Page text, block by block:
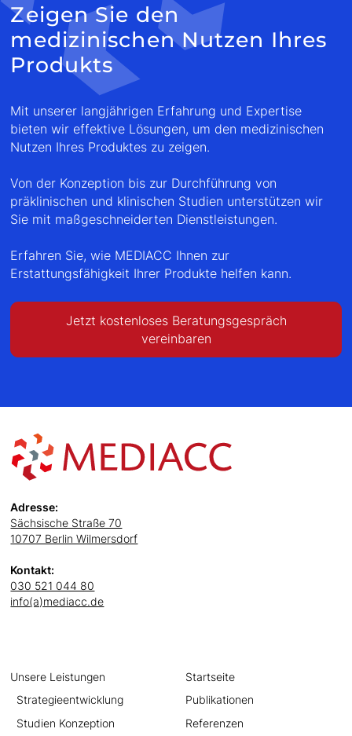
Zeigen Sie den
medizinischen Nutzen Ihres
Produkts
Mit unserer langjährigen Erfahrung und Expertise
bieten wir effektive Lösungen, um den medizinischen
Nutzen Ihres Produktes zu zeigen.
Von der Konzeption bis zur Durchführung von
präklinischen und klinischen Studien unterstützen wir
Sie mit maßgeschneiderten Dienstleistungen.
Erfahren Sie, wie MEDIACC Ihnen zur
Erstattungsfähigkeit Ihrer Produkte helfen kann.
Jetzt kostenloses Beratungsgespräch
vereinbaren
Adresse:
Sächsische Straße 70
10707 Berlin Wilmersdorf
Kontakt:
030 521 044 80
info(a)mediacc.de
Unsere Leistungen
Strategieentwicklung
Studien Konzeption
Startseite
Publikationen
Referenzen